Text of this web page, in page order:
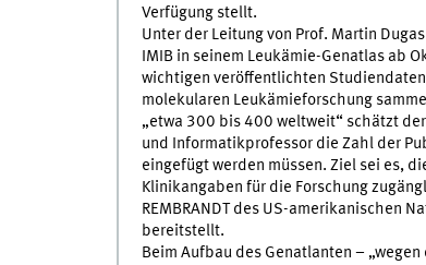
Verfügung stellt.
Unter der Leitung von Prof. Martin
IMIB in seinem Leukämie-Genatlas ab
wichtigen veröffentlichten
molekularen Leukämieforschung
„etwa 300 bis 400 weltweit“ schätzt
und Informatikprofessor die Zahl der
eingefügt werden müssen. Ziel sei es,
Klinikangaben für die Forschung
REMBRANDT des US-amerikanischen
bereitstellt.
Beim Aufbau des Genatlanten –